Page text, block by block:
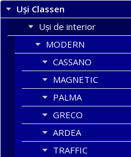
Uși Classen
Uși de interior
MODERN
CASSANO
MAGNETIC
PALMA
GRECO
ARDEA
TRAFFIC